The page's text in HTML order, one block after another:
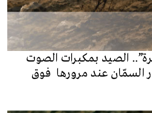
الصيد بمكبرات الصوت
السمّان عند مرورها فوق